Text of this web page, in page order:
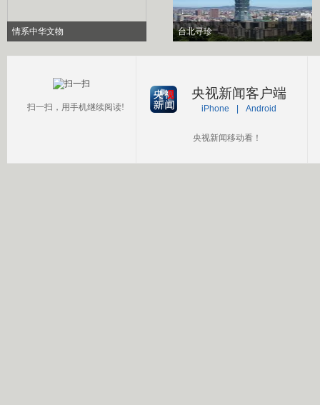
情系中华文物 台北寻珍
扫一扫，用手机继续阅读!
央视新闻客户端
iPhone Android
央视新闻移动看！